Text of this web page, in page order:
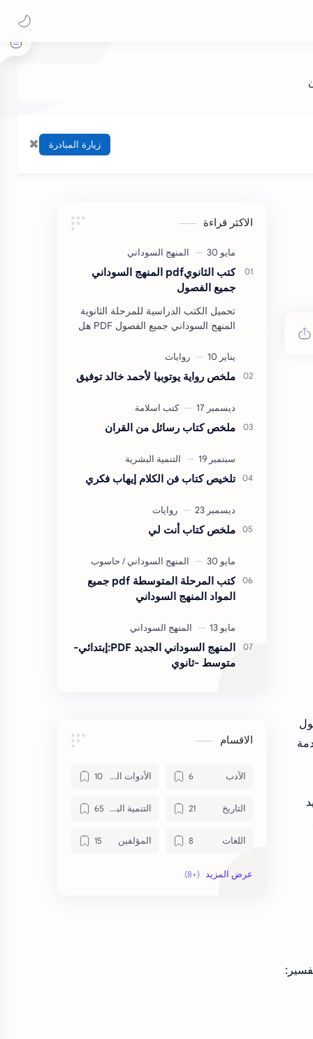
زيارة المبادرة ✖
الاكثر قراءة
كتب الثانويpdf المنهج السوداني
جميع الفصول
تحميل الكتب الدراسية للمرحلة الثانوية
المنهج السوداني جميع الفصول PDF هل
لجميع …
ملخص رواية يوتوبيا لأحمد خالد توفيق
ملخص كتاب رسائل من القران
تلخيص كتاب فن الكلام إيهاب فكري
ملخص كتاب أنت لي
كتب المرحلة المتوسطة pdf جميع
المواد المنهج السوداني
المنهج السوداني الجديد PDF:إبتدائي-
متوسط -ثانوي
الاقسام
الآدب الأدوات المساعدة للكتب
التاريخ التنمية البشرية
اللغات المؤلفين
المنهج السوداني